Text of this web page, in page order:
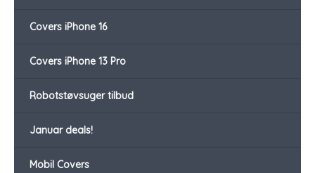
Covers iPhone 16
Covers iPhone 13 Pro
Robotstøvsuger tilbud
Januar deals!
Mobil Covers